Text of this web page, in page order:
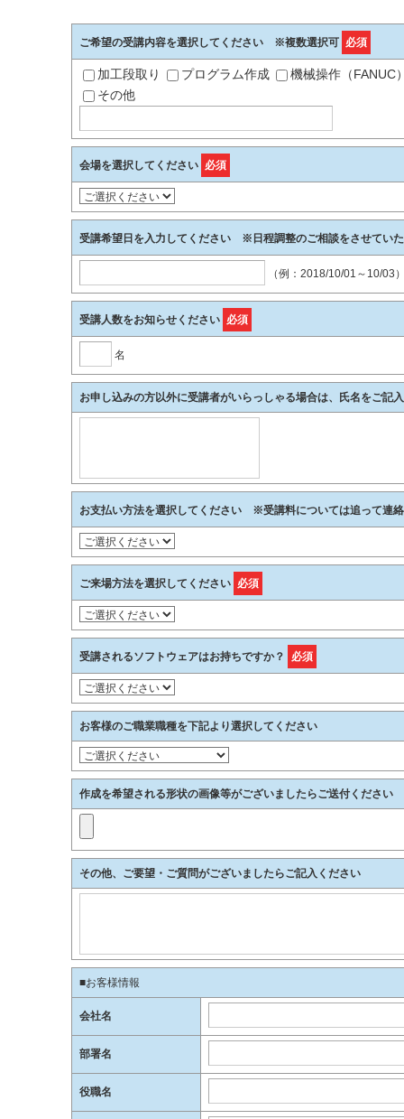
ご希望の受講内容を選択してください ※複数選択可 必須
加工段取り プログラム作成
機械操作（FANUC
その他
会場を選択してください 必須
受講希望日を入力してください ※日程調整のご相談をさせてい
（例：2018/10/01～10/03
受講人数をお知らせください 必須
名
お申し込みの方以外に受講者がいらっしゃる場合は、氏名をご記
お支払い方法を選択してください ※受講料については追って連
ご来場方法を選択してください 必須
受講されるソフトウェアはお持ちですか？ 必須
お客様のご職業職種を下記より選択してください
作成を希望される形状の画像等がございましたらご送付ください
その他、ご要望・ご質問がございましたらご記入ください
■お客様情報
会社名
部署名
役職名